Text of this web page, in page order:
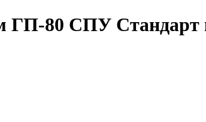
ГП-80 СПУ Стандарт